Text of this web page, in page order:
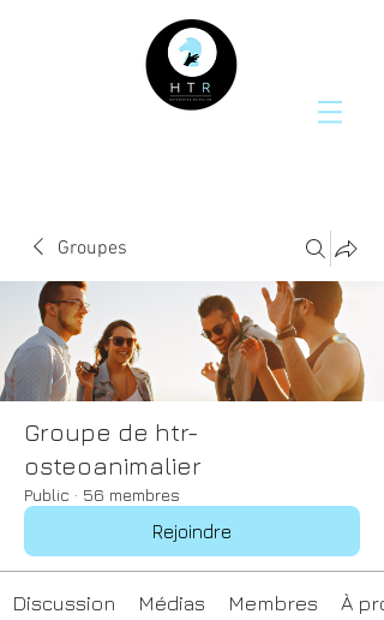
Groupes
Groupe de htr-
osteoanimalier
Public · 56 membres
Rejoindre
Discussion Médias Membres À